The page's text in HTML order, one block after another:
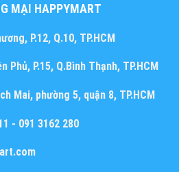
MẠI HAPPYMART
P.12, Q.10, TP.HCM
Phủ, P.15, Q.Bình Thạnh, TP.HCM
Mai, phường 5, quận 8, TP.HCM
- 091 3162 280